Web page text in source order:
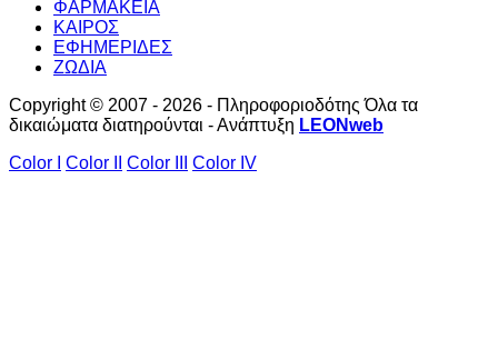
ΦΑΡΜΑΚΕΙΑ
ΚΑΙΡΟΣ
ΕΦΗΜΕΡΙΔΕΣ
ΖΩΔΙΑ
Copyright © 2007 - 2026 - Πληροφοριοδότης Όλα τα
δικαιώματα διατηρούνται - Ανάπτυξη LEONweb
Color I
Color II Color III Color IV